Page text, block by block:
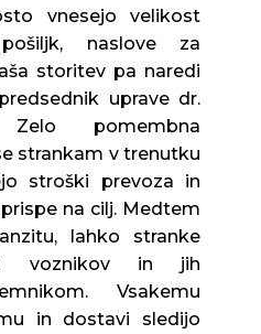
vnesejo velikost
naslove za
storitev pa naredi
uprave dr.
pomembna
strankam v trenutku
stroški prevoza in
na cilj. Medtem
lahko stranke
voznikov in jih
Vsakemu
in dostavi sledijo